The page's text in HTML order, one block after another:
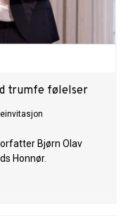
trumfe følelser
Bjørn Olav
Honnør.